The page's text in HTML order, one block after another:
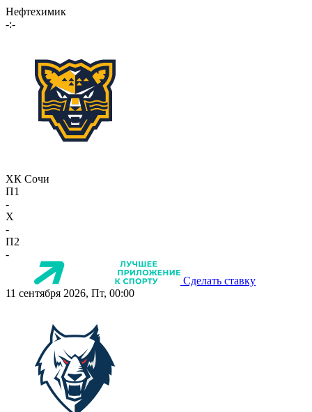
Нефтехимик
-:-
ХК Сочи
П1
-
X
-
П2
-
Сделать ставку
11 сентября 2026, Пт, 00:00